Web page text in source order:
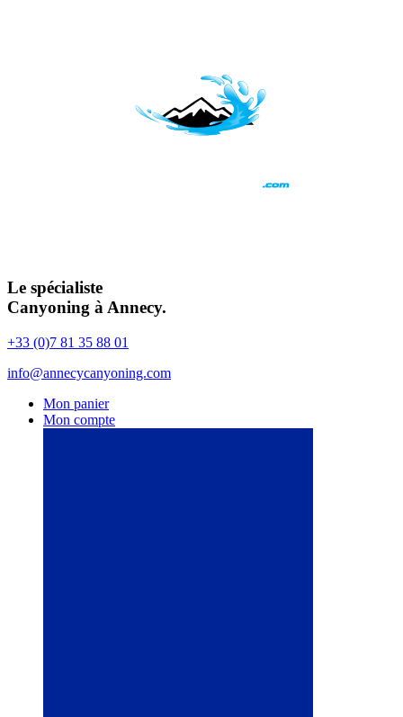
Le spécialiste
Canyoning à Annecy.
+33 (0)7 81 35 88 01
info@annecycanyoning.com
Mon panier
Mon compte